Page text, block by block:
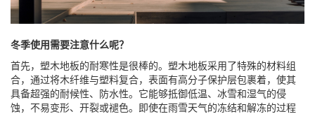
冬季使用需要注意什么呢？
首先，塑木地板的耐寒性是很棒的。塑木地板采用了特殊的材料组
合，通过将木纤维与塑料复合，表面有高分子保护层包裹着，使其
具备超强的耐候性、防水性。它能够抵御低温、冰雪和湿气的侵
蚀，不易变形、开裂或褪色。即使在雨雪天气的冻结和解冻的过程